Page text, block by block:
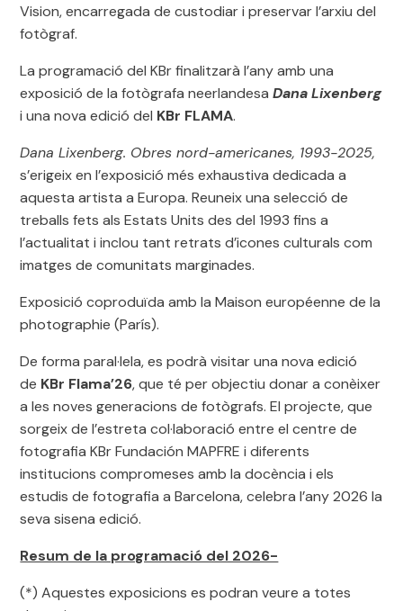
Vision, encarregada de custodiar i preservar l’arxiu del
fotògraf.
La programació del KBr finalitzarà l’any amb una
exposició de la fotògrafa neerlandesaDana Lixenberg
i una nova edició del KBr FLAMA.
Dana Lixenberg. Obres nord-americanes, 1993-2025,
s’erigeix en l’exposició més exhaustiva dedicada a
aquesta artista a Europa. Reuneix una selecció de
treballs fets als Estats Units des del 1993 fins a
l’actualitat i inclou tant retrats d’icones culturals com
imatges de comunitats marginades.
Exposició coproduïda amb la Maison européenne de la
photographie (París).
De forma paral·lela, es podrà visitar una nova edició
de KBr Flama’26, que té per objectiu donar a conèixer
a les noves generacions de fotògrafs. El projecte, que
sorgeix de l’estreta col·laboració entre el centre de
fotografia KBr Fundación MAPFRE i diferents
institucions compromeses amb la docència i els
estudis de fotografia a Barcelona, celebra l’any 2026 la
seva sisena edició.
Resum de la programació del 2026-
(*) Aquestes exposicions es podran veure a totes